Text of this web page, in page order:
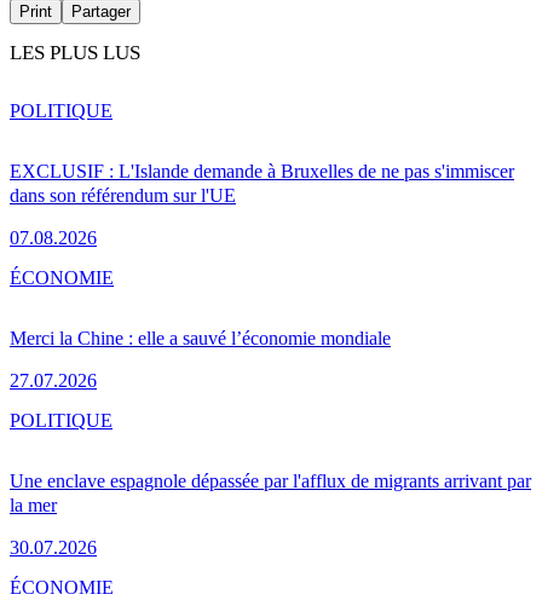
Print Partager
LES PLUS LUS
EXCLUSIF : L'Islande demande à Bruxelles de ne pas s'immiscer
dans son référendum sur l'UE
07.08.2026
POLITIQUE
Merci la Chine : elle a sauvé l’économie mondiale
27.07.2026
ÉCONOMIE
Une enclave espagnole dépassée par l'afflux de migrants arrivant par
la mer
30.07.2026
POLITIQUE
ÉCONOMIE